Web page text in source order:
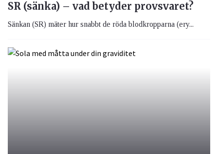
SR (sänka) – vad betyder provsvaret?
Sänkan (SR) mäter hur snabbt de röda blodkropparna (ery...